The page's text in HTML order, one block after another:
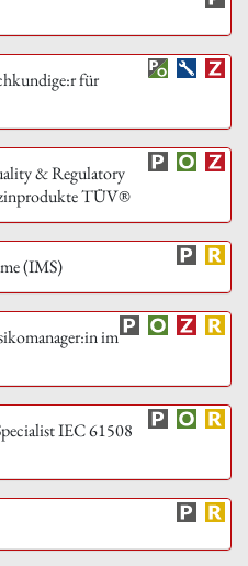
für
& Regulatory
TÜV®
(IMS)
im
IEC 61508